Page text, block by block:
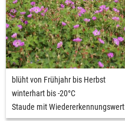
blüht von Frühjahr bis Herbst
winterhart bis -20°C
Staude mit Wiedererkennungswert